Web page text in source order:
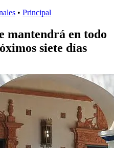
• Principal
mantendrá en todo
siete días